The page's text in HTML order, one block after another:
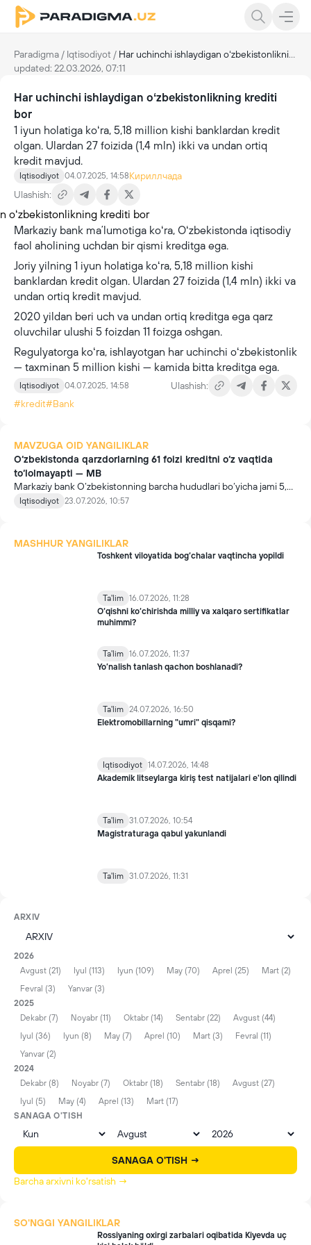
Paradigma / Iqtisodiyot / Har uchinchi ishlaydigan oʻzbekistonlikning krediti bor
updated: 22.03.2026, 07:11
Har uchinchi ishlaydigan oʻzbekistonlikning krediti
bor
1 iyun holatiga koʻra, 5,18 million kishi banklardan kredit
olgan. Ulardan 27 foizida (1,4 mln) ikki va undan ortiq
kredit mavjud.
Iqtisodiyot 04.07.2025, 14:58Кириллчада
Ulashish:
Markaziy bank maʼlumotiga koʻra, Oʻzbekistonda iqtisodiy
faol aholining uchdan bir qismi kreditga ega.
Joriy yilning 1 iyun holatiga koʻra, 5,18 million kishi
banklardan kredit olgan. Ulardan 27 foizida (1,4 mln) ikki va
undan ortiq kredit mavjud.
2020 yildan beri uch va undan ortiq kreditga ega qarz
oluvchilar ulushi 5 foizdan 11 foizga oshgan.
Regulyatorga koʻra, ishlayotgan har uchinchi oʻzbekistonlik
— taxminan 5 million kishi — kamida bitta kreditga ega.
Iqtisodiyot 04.07.2025, 14:58
Ulashish:
#kredit#Bank
MAVZUGA OID YANGILIKLAR
O‘zbekistonda qarzdorlarning 61 foizi kreditni o‘z vaqtida
to‘lolmayapti — MB
Markaziy bank O‘zbekistonning barcha hududlari bo‘yicha jami 5,8
ming respondent ishtirokida aholi qarz yuki darajasini aniqlash
Iqtisodiyot 23.07.2026, 10:57
MASHHUR YANGILIKLAR
Toshkent viloyatida bog‘chalar vaqtincha yopildi
Ta'lim 16.07.2026, 11:28
O‘qishni ko‘chirishda milliy va xalqaro sertifikatlar
muhimmi?
Ta'lim 16.07.2026, 11:37
Yo’nalish tanlash qachon boshlanadi?
Ta'lim 24.07.2026, 16:50
Elektromobillarning "umri" qisqami?
Iqtisodiyot 14.07.2026, 14:48
Akademik litseylarga kiriş test natijalari e'lon qilindi
Ta'lim 31.07.2026, 10:54
Magistraturaga qabul yakunlandi
Ta'lim 31.07.2026, 11:31
ARXIV
2026
Avgust (21)
Iyul (113) Iyun (109) May (70) Aprel (25)
Mart (2)
Fevral (3)
Yanvar (3)
2025
Dekabr (7)
Noyabr (11) Oktabr (14) Sentabr (22)
Avgust (44)
Iyul (36)
Iyun (8) May (7) Aprel (10) Mart (3)
Fevral (11)
Yanvar (2)
2024
Dekabr (8)
Noyabr (7) Oktabr (18) Sentabr (18)
Avgust (27)
Iyul (5)
May (4) Aprel (13)
Mart (17)
SANAGA O'TISH
SANAGA O'TISH →
Barcha arxivni ko'rsatish →
SO'NGGI YANGILIKLAR
Rossiyaning oxirgi zarbalari oqibatida Kiyevda uç